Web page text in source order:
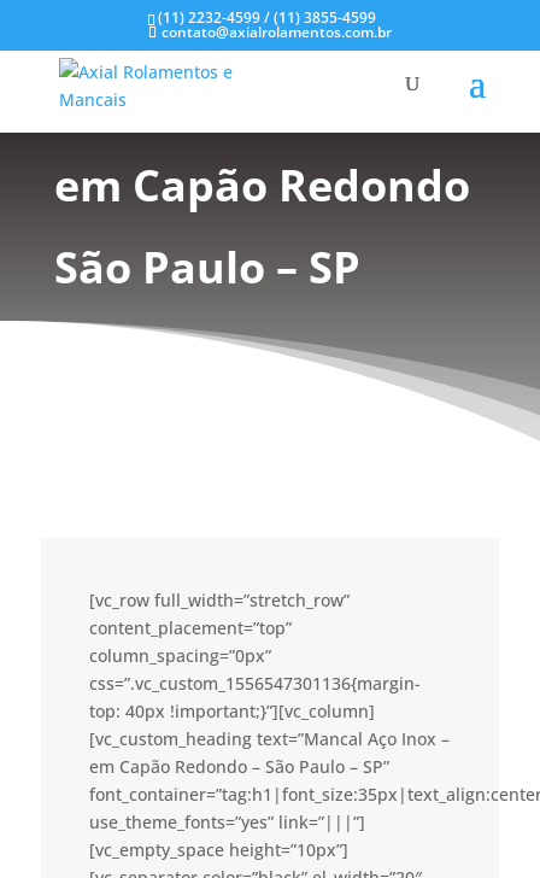
(11) 2232-4599 / (11) 3855-4599
contato@axialrolamentos.com.br
Mancal Aço Inox
em Capão Redondo
São Paulo – SP
[vc_row full_width=”stretch_row”
content_placement=”top”
column_spacing=”0px”
css=”.vc_custom_1556547301136{margin-
top: 40px !important;}”][vc_column]
[vc_custom_heading text=”Mancal Aço Inox –
em Capão Redondo – São Paulo – SP”
use_theme_fonts=”yes” link=”|||”]
[vc_empty_space height=”10px”]